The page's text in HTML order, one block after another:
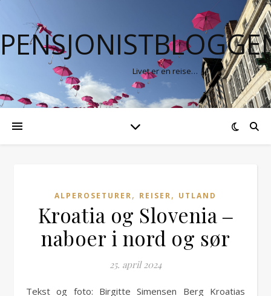
Livet er en reise…
ALPEROSETURER, REISER, UTLAND
Kroatia og Slovenia ‒
naboer i nord og sør
25. april 2024
Tekst og foto: Birgitte Simensen Berg Kroatias